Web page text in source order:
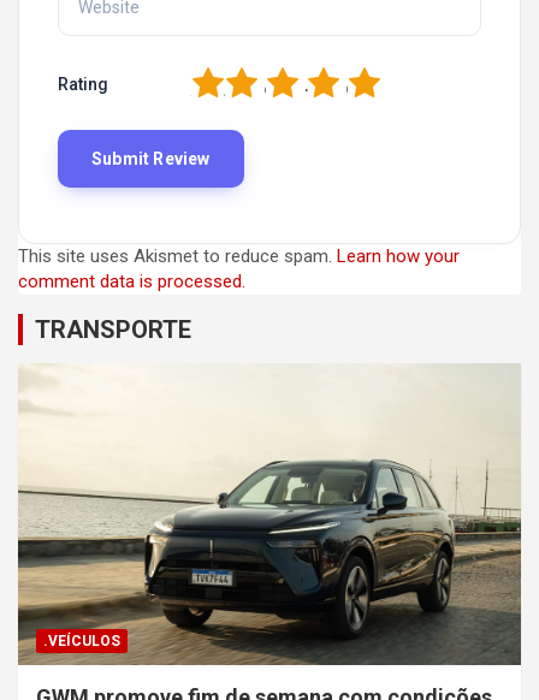
Rating 5
4
3
2
This site uses Akismet to reduce spam. Learn how your
comment data is processed.
TRANSPORTE
.VEÍCULOS